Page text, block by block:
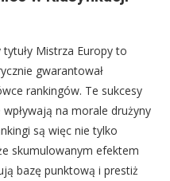
Mistrza Europy to
gwarantował
rankingów. Te sukcesy
na morale drużyny
są więc nie tylko
skumulowanym efektem
bazę punktową i prestiż